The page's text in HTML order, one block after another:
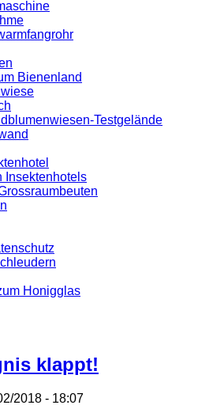
Bienenland
Testgelände
Insektenhotels
Honigglas
klappt!
2018 - 18:07